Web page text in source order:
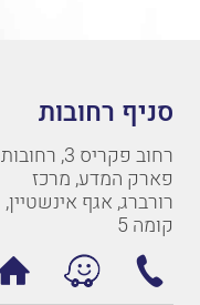
סניף רחובות
רחוב פקריס 3, רחובות
פארק המדע, מרכז
רורברג, אגף אינשטיין,
קומה 5